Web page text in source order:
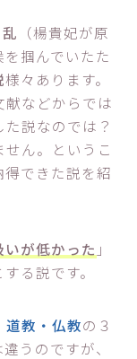
（楊貴妃が原
掴んでいたた
様々あります。
献などからでは
説なのでは？
ん。というこ
得できた説を紹
いが低かった 」
る説です。
道教・仏教の３
うのですが、